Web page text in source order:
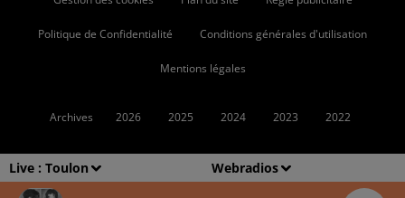
Live : Toulon Webradios
Politique de Confidentialité Conditions générales d'utilisation
Mentions légales
Archives 2026 2025 2024 2023 2022